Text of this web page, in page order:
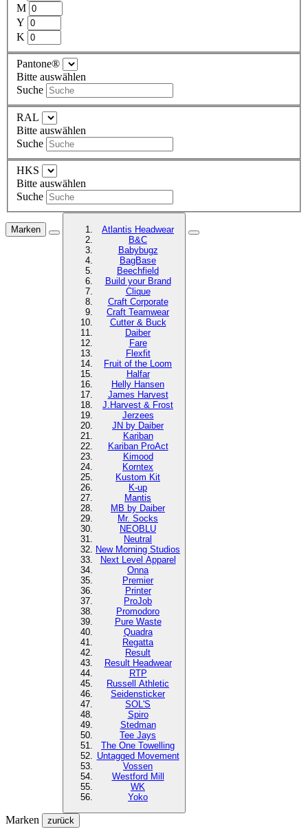
M
Y
K
Pantone®
Bitte auswählen
Suche
RAL
Bitte auswählen
Suche
HKS
Bitte auswählen
Suche
Marken
Atlantis Headwear
B&C
Babybugz
BagBase
Beechfield
Build your Brand
Clique
Craft Corporate
Craft Teamwear
Cutter & Buck
Daiber
Fare
Flexfit
Fruit of the Loom
Halfar
Helly Hansen
James Harvest
J.Harvest & Frost
Jerzees
JN by Daiber
Kariban
Kariban ProAct
Kimood
Korntex
Kustom Kit
K-up
Mantis
MB by Daiber
Mr. Socks
NEOBLU
Neutral
New Morning Studios
Next Level Apparel
Onna
Premier
Printer
ProJob
Promodoro
Pure Waste
Quadra
Regatta
Result
Result Headwear
RTP
Russell Athletic
Seidensticker
SOL'S
Spiro
Stedman
Tee Jays
The One Towelling
Untagged Movement
Vossen
Westford Mill
WK
Yoko
Marken zurück